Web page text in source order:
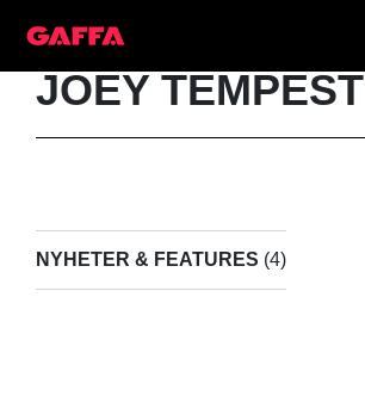
JOEY TEMPEST
NYHETER & FEATURES (4)